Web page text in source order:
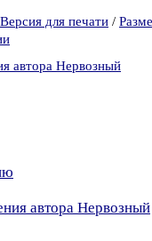
Версия для печати /
автора Нервозный
автора Нервозный